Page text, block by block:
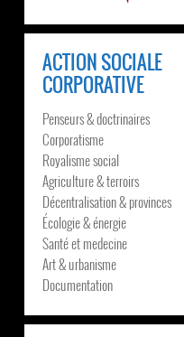
ACTION SOCIALE
CORPORATIVE
Penseurs & doctrinaires
Corporatisme
Royalisme social
Agriculture & terroirs
Décentralisation & provinces
Écologie & énergie
Santé et medecine
Art & urbanisme
Documentation